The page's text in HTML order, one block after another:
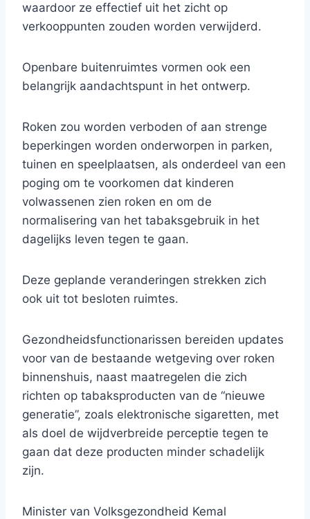
waardoor ze effectief uit het zicht op
verkooppunten zouden worden verwijderd.
Openbare buitenruimtes vormen ook een
belangrijk aandachtspunt in het ontwerp.
Roken zou worden verboden of aan strenge
beperkingen worden onderworpen in parken,
tuinen en speelplaatsen, als onderdeel van een
poging om te voorkomen dat kinderen
volwassenen zien roken en om de
normalisering van het tabaksgebruik in het
dagelijks leven tegen te gaan.
Deze geplande veranderingen strekken zich
ook uit tot besloten ruimtes.
Gezondheidsfunctionarissen bereiden updates
voor van de bestaande wetgeving over roken
binnenshuis, naast maatregelen die zich
richten op tabaksproducten van de “nieuwe
generatie”, zoals elektronische sigaretten, met
als doel de wijdverbreide perceptie tegen te
gaan dat deze producten minder schadelijk
zijn.
Minister van Volksgezondheid Kemal